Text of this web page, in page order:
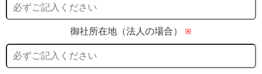
御社所在地（法人の場合） ※